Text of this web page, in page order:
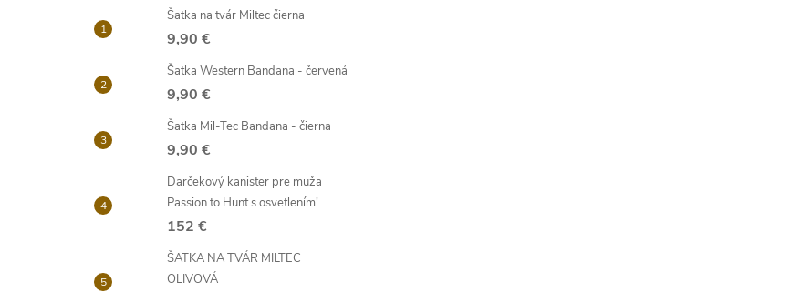
Šatka na tvár Miltec čierna
9,90 €
Šatka Western Bandana - červená
9,90 €
Šatka Mil-Tec Bandana - čierna
9,90 €
Darčekový kanister pre muža
Passion to Hunt s osvetlením!
152 €
ŠATKA NA TVÁR MILTEC
OLIVOVÁ